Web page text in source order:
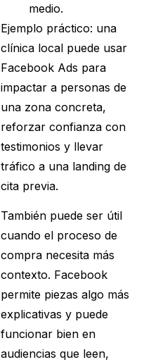
medio.
Ejemplo práctico: una
clínica local puede usar
Facebook Ads para
impactar a personas de
una zona concreta,
reforzar confianza con
testimonios y llevar
tráfico a una landing de
cita previa.
También puede ser útil
cuando el proceso de
compra necesita más
contexto. Facebook
permite piezas algo más
explicativas y puede
funcionar bien en
audiencias que leen,